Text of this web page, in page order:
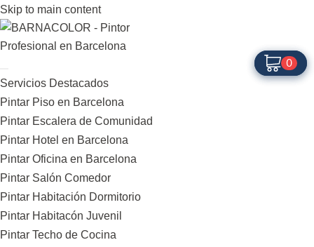
Skip to main content
0
Servicios Destacados
Pintar Piso en Barcelona
Pintar Escalera de Comunidad
Pintar Hotel en Barcelona
Pintar Oficina en Barcelona
Pintar Salón Comedor
Pintar Habitación Dormitorio
Pintar Habitacón Juvenil
Pintar Techo de Cocina
0